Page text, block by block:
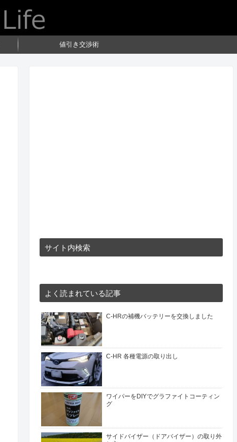
値引き交渉術
サイト内検索
よく読まれている記事
C-HRの補機バッテリーを交換しました
C-HR 各種電源の取り出し
ワイパーをDIYでグラファイトコーティン
グ
サイドバイザー（ドアバイザー）の取り外